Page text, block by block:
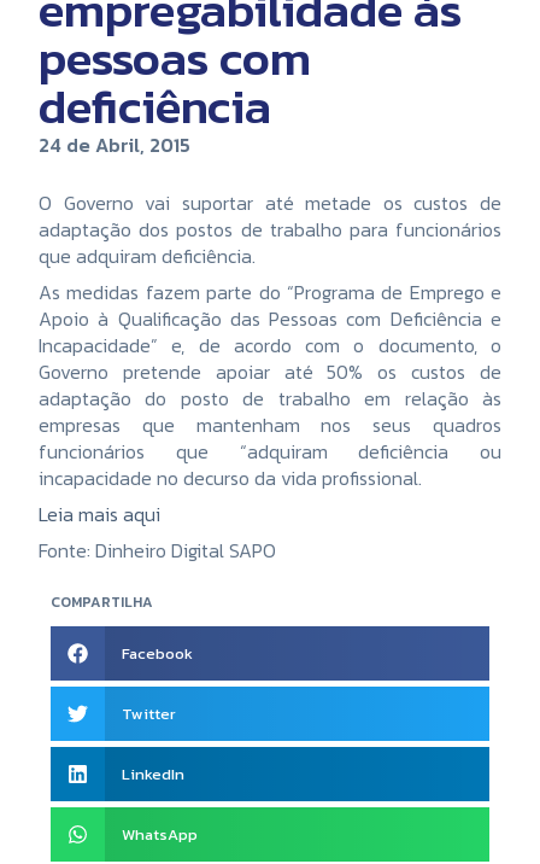
COMPARTILHA
Facebook
Twitter
LinkedIn
WhatsApp
pessoas com
deficiência
24 de Abril, 2015
O Governo vai suportar até metade os custos de
adaptação dos postos de trabalho para funcionários
que adquiram deficiência.
As medidas fazem parte do “Programa de Emprego e
Apoio à Qualificação das Pessoas com Deficiência e
Incapacidade” e, de acordo com o documento, o
Governo pretende apoiar até 50% os custos de
adaptação do posto de trabalho em relação às
empresas que mantenham nos seus quadros
funcionários que “adquiram deficiência ou
incapacidade no decurso da vida profissional.
Leia mais aqui
Fonte: Dinheiro Digital SAPO